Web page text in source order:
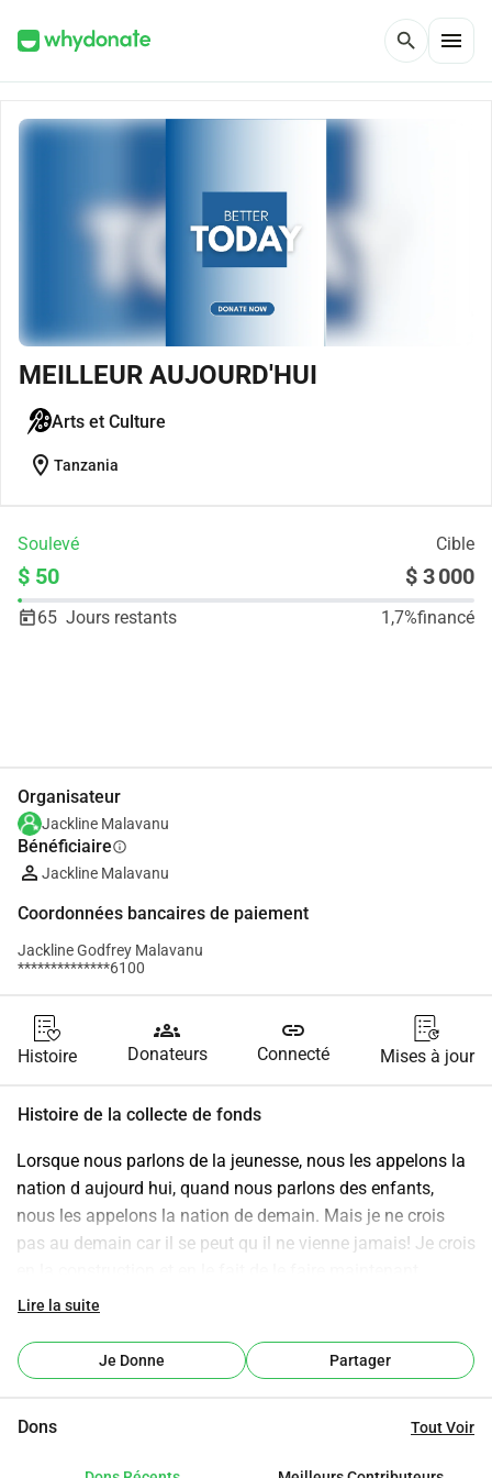
search menu
MEILLEUR AUJOURD'HUI
Arts et Culture
location_on Tanzania
Soulevé Cible
$ 50 $ 3 000
65 Jours restants 1,7%financé
Organisateur
Jackline Malavanu
Bénéficiaireinfo
Jackline Malavanu
Coordonnées bancaires de paiement
Jackline Godfrey Malavanu
**************6100
Histoire
groups
Donateurs
link
Connecté Mises à jour
Histoire de la collecte de fonds
Lorsque nous parlons de la jeunesse, nous les appelons la
nation d aujourd hui, quand nous parlons des enfants,
nous les appelons la nation de demain. Mais je ne crois
pas au demain car il se peut qu il ne vienne jamais! Je crois
Chaque grande victoire a commencé par une conversation;
en ce qui concerne les innovations et tout. Tout commence
là. Better today campaign a pour objectif de sensibiliser sur
communautés, spécifiquement pour les jeunes et les
Lire la suite
Je Donne Partager
Dons Tout Voir